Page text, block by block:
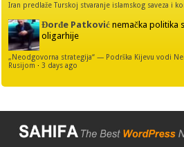
Iran predlaže Turskoj stvaranje islamskog saveza i
Đorđe Patković nemačka politika
oligarhije
„Neodgovorna strategija“ — Podrška Kijevu vodi
Rusijom ·3 days ago